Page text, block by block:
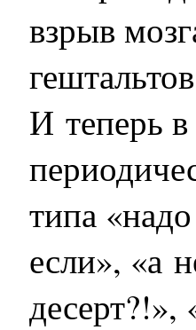
взрыв
И теперь
типа
если», «а